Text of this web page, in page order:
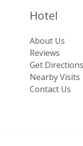
Hotel
About Us
Reviews
Get Directions
Nearby Visits
Contact Us